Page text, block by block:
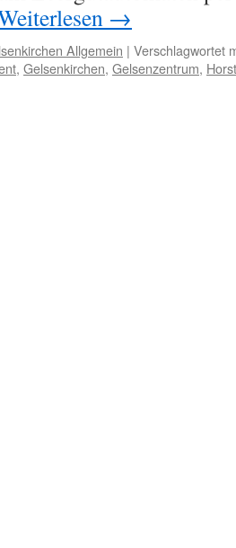
→
Allgemein | Verschlagwortet
, Gelsenkirchen, Gelsenzentrum, Horst